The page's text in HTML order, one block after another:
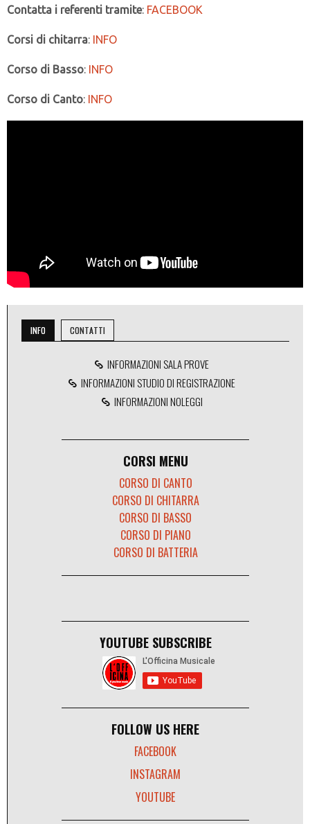
Contatta i referenti tramite: FACEBOOK
Corsi di chitarra: INFO
Corso di Basso: INFO
Corso di Canto: INFO
INFO CONTATTI
INFORMAZIONI SALA PROVE
INFORMAZIONI STUDIO DI REGISTRAZIONE
INFORMAZIONI NOLEGGI
CORSI MENU
CORSO DI CANTO
CORSO DI CHITARRA
CORSO DI BASSO
CORSO DI PIANO
CORSO DI BATTERIA
YOUTUBE SUBSCRIBE
FOLLOW US HERE
FACEBOOK
INSTAGRAM
YOUTUBE